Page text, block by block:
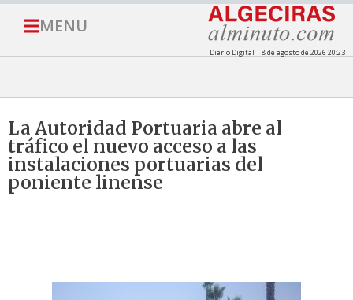
MENU
Diario Digital | 8 de agosto de 2026 20:23
La Autoridad Portuaria abre al
tráfico el nuevo acceso a las
instalaciones portuarias del
poniente linense